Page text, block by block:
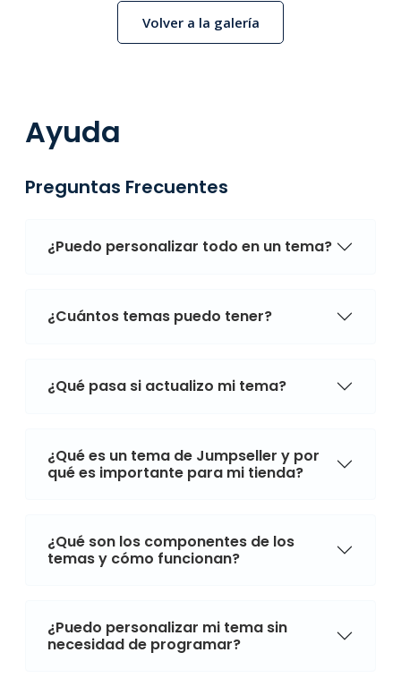
Volver a la galería
Ayuda
Preguntas Frecuentes
¿Puedo personalizar todo en un tema?
¿Cuántos temas puedo tener?
¿Qué pasa si actualizo mi tema?
¿Qué es un tema de Jumpseller y por
qué es importante para mi tienda?
¿Qué son los componentes de los
temas y cómo funcionan?
¿Puedo personalizar mi tema sin
necesidad de programar?